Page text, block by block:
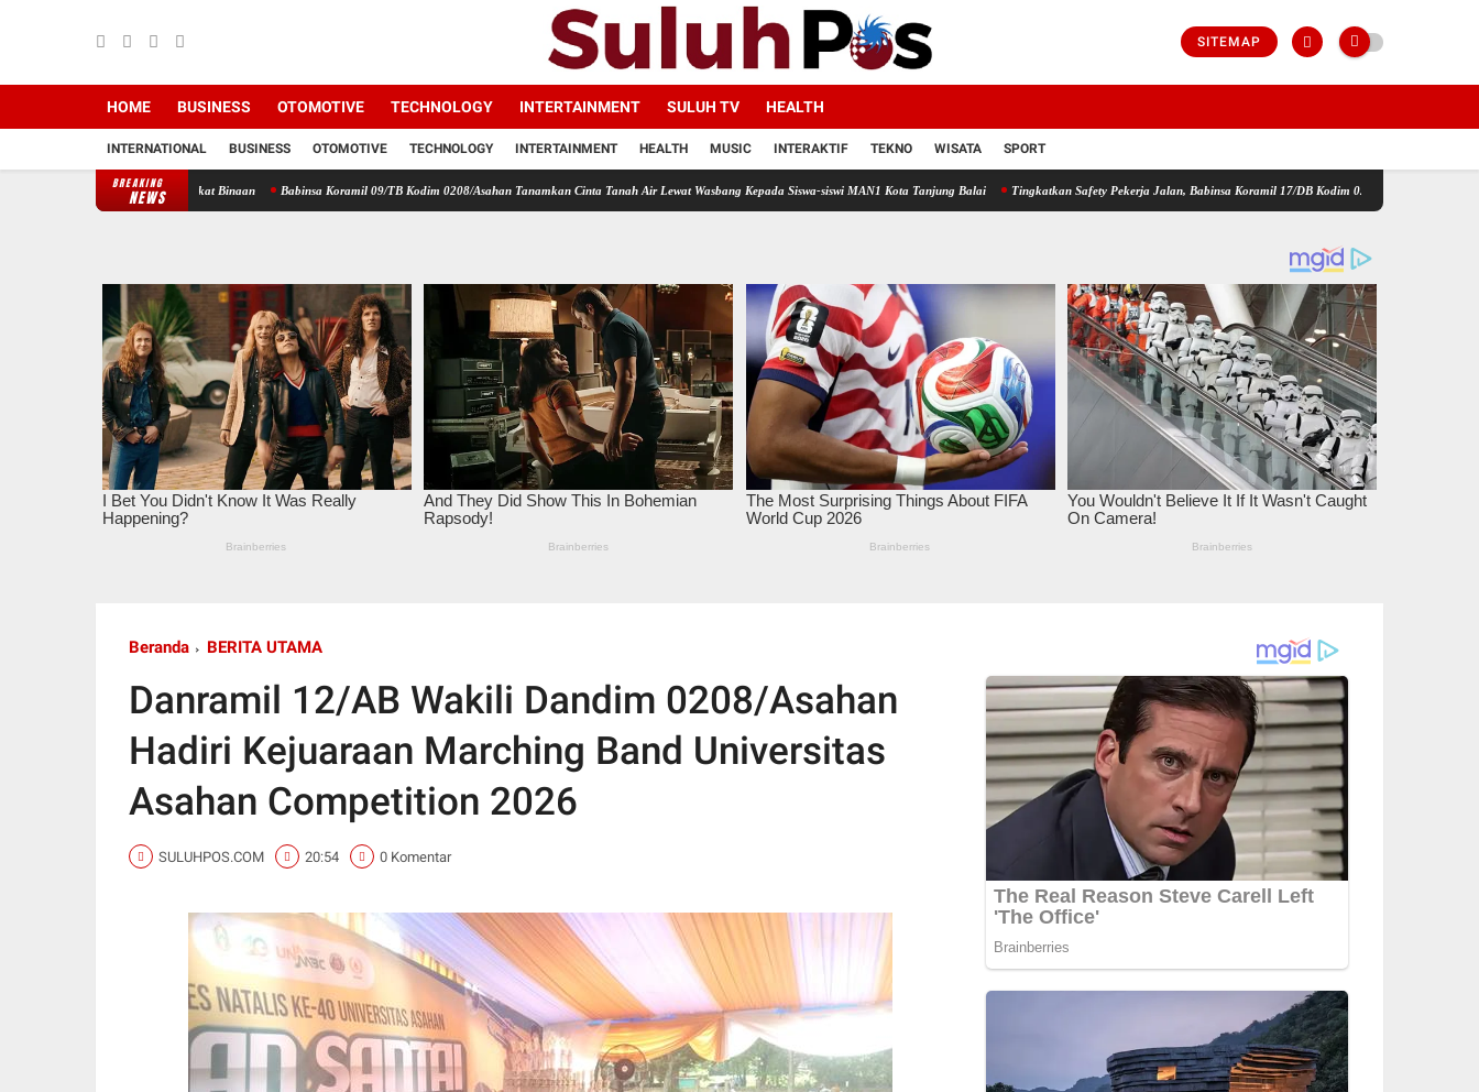
SITEMAP
HOME BUSINESS OTOMOTIVE TECHNOLOGY INTERTAINMENT SULUH TV HEALTH
INTERNATIONAL BUSINESS OTOMOTIVE TECHNOLOGY INTERTAINMENT HEALTH MUSIC INTERAKTIF TEKNO WISATA SPORT
BREAKING
NEWS
Warga Masyarakat Binaan Babinsa Koramil 09/TB Kodim 0208/Asahan Tanamkan Cinta Tanah Air Lewat Wasbang Kepada Siswa-siswi MAN1 Kota Tanjung Balai Tingkatkan Safety Pekerja Jalan, Babinsa Koramil 17/DB Kodim 0208/Asahan Gelar Komsos Bersama
Beranda BERITA UTAMA
Danramil 12/AB Wakili Dandim 0208/Asahan
Hadiri Kejuaraan Marching Band Universitas
Asahan Competition 2026
SULUHPOS.COM 20:54 0 Komentar